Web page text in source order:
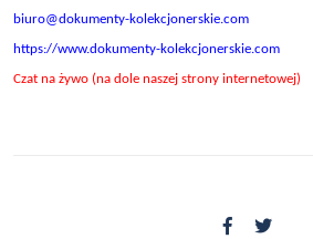
biuro@dokumenty-kolekcjonerskie.com
https://www.dokumenty-kolekcjonerskie.com
Czat na żywo (na dole naszej strony internetowej)